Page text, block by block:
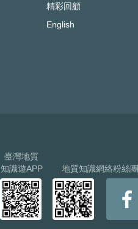
精彩回顧
English
臺灣地質
知識遊APP
地質知識網絡粉絲團